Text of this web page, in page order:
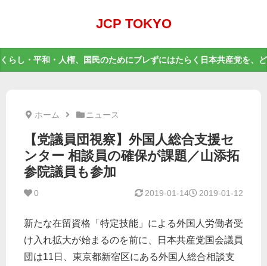
JCP TOKYO
くらし・平和・人権、国民のためにブレずにはたらく日本共産党を、
ホーム ニュース
【党議員団視察】外国人総合支援セ
ンター 相談員の確保が課題／山添拓
参院議員も参加
0 2019-01-12
2019-01-14
新たな在留資格「特定技能」による外国人労働者受
け入れ拡大が始まるのを前に、日本共産党国会議員
団は11日、東京都新宿区にある外国人総合相談支